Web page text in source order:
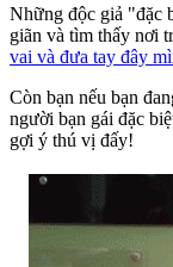
Những độc giả "đặc
giãn và tìm thấy nơi
vai và đưa tay đây
Còn bạn nếu bạn
người bạn gái đặc
gợi ý thú vị đấy!